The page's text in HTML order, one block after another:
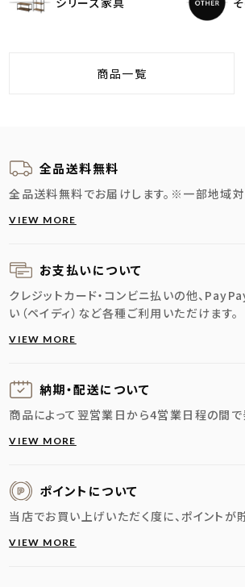
商品一覧
全品送料無料
全品送料無料でお届けします。 ※一部地域
VIEW MORE
お支払いについて
クレジットカード・コンビニ払いの他、
い（ペイディ）など各種ご利用いただけます。
VIEW MORE
納期・配送に ついて
商品によって翌営業日から4営業日程の間で
VIEW MORE
ポイントについて
当店でお買い上げいただく度に、ポイントが
VIEW MORE